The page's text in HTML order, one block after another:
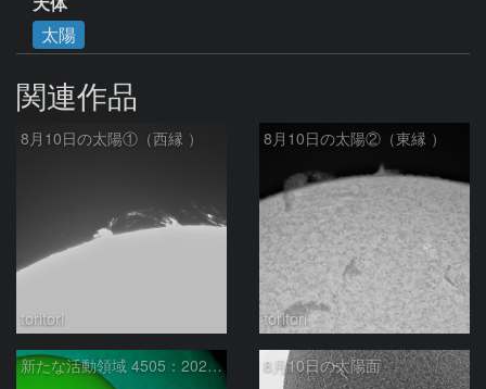
太陽
関連作品
8月10日の太陽①（西縁 ）
toritori
8月10日の太陽②（東縁 ）
toritori
新たな活動領域 4505：2026/08/10 8月10日の太陽面